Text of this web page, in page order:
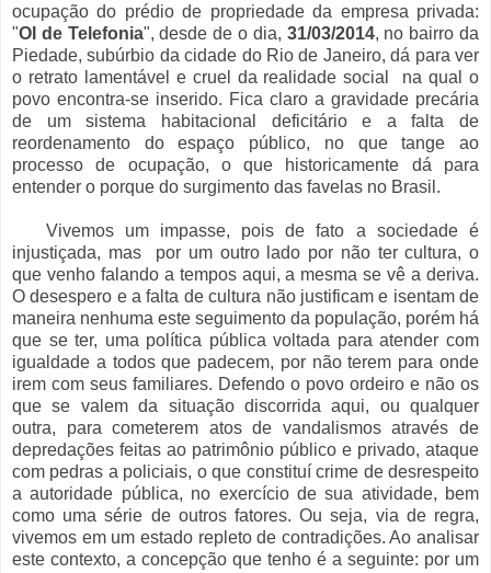
ocupação do prédio de propriedade da empresa privada:
"OI de Telefonia", desde de o dia, 31/03/2014, no bairro da
Piedade, subúrbio da cidade do Rio de Janeiro, dá para ver
o retrato lamentável e cruel da realidade social na qual o
povo encontra-se inserido. Fica claro a gravidade precária
de um sistema habitacional deficitário e a falta de
reordenamento do espaço público, no que tange ao
processo de ocupação, o que historicamente dá para
entender o porque do surgimento das favelas no Brasil.
Vivemos um impasse, pois de fato a sociedade é
injustiçada, mas por um outro lado por não ter cultura, o
que venho falando a tempos aqui, a mesma se vê a deriva.
O desespero e a falta de cultura não justificam e isentam de
maneira nenhuma este seguimento da população, porém há
que se ter, uma política pública voltada para atender com
igualdade a todos que padecem, por não terem para onde
irem com seus familiares. Defendo o povo ordeiro e não os
que se valem da situação discorrida aqui, ou qualquer
outra, para cometerem atos de vandalismos através de
depredações feitas ao patrimônio público e privado, ataque
com pedras a policiais, o que constituí crime de desrespeito
a autoridade pública, no exercício de sua atividade, bem
como uma série de outros fatores. Ou seja, via de regra,
vivemos em um estado repleto de contradições. Ao analisar
este contexto, a concepção que tenho é a seguinte: por um